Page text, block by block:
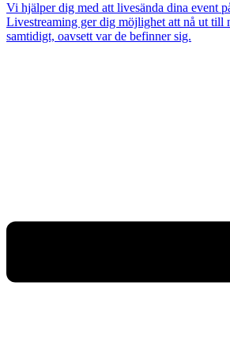
Vi hjälper dig med att livesända dina event
Livestreaming ger dig möjlighet att nå ut till
samtidigt, oavsett var de befinner sig.